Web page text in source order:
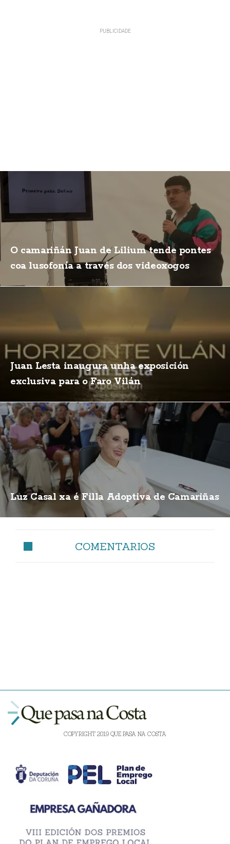
O camariñán Juan de Lilium tende pontes
coa lusofonía a través dos videoxogos
Juan Lesta inaugura unha exposición
exclusiva para o Faro Vilán
Luz Casal xa é Filla Adoptiva de Camariñas
COMENTARIOS
COPYRIGHT 2019 QUE PASA NA COSTA